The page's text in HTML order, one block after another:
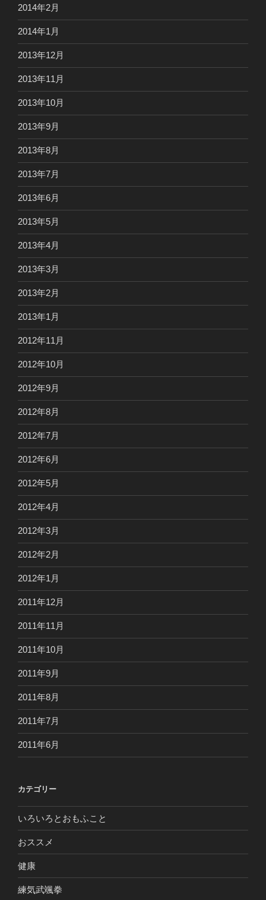
2014年2月
2014年1月
2013年12月
2013年11月
2013年10月
2013年9月
2013年8月
2013年7月
2013年6月
2013年5月
2013年4月
2013年3月
2013年2月
2013年1月
2012年11月
2012年10月
2012年9月
2012年8月
2012年7月
2012年6月
2012年5月
2012年4月
2012年3月
2012年2月
2012年1月
2011年12月
2011年11月
2011年10月
2011年9月
2011年8月
2011年7月
2011年6月
カテゴリー
いろいろとおもふこと
おススメ
健康
練気武颯拳